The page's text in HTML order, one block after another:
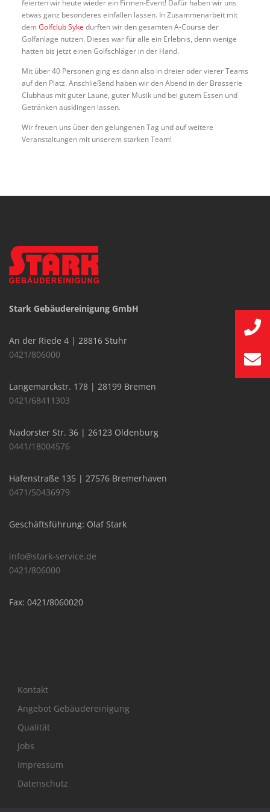
feierten wir heute wieder ein Firmen-Event! Dafür haben wir uns
etwas ganz besonderes einfallen lassen. In Zusammenarbeit mit
dem Golfclub Syke durften wir den gesamten A-Course der
Golfanlage nutzen. Dieses war für alle ein Erlebnis, denn wenige
hatten bis jetzt einen Golfschläger in der Hand.
Mit über 40 Personen ging es dann also in dreier oder vierer Teams
auf den Platz. Anschließend haben wir den Abend in der Brasserie
Clubhaus mit guter Laune, guter Musik und bei gutem Essen und
Getränken ausklingen lassen.
Wir freuen uns über den gelungenen Tag und auf weitere
Veranstaltungen mit unserem starken Team!
Stark Gebäudereinigung GmbH
An der Riede 4 | 28816 Stuhr
0421/806000
Langemarckstr. 178 | 28199 Bremen
0421/68411303
Nadorster Str. 36 | 26123 Oldenburg
0441/18004576
Hafenstraße 135 | 27576 Bremerhaven
0471/50436979
Geschäftsführung: Olaf Stark
info@stark-service.de
0421/806000
Fax: 0421/8060020
Kontakt
Angebot Gebäudereinigung
Qualität
Jobs
Impressum
Datenschutz